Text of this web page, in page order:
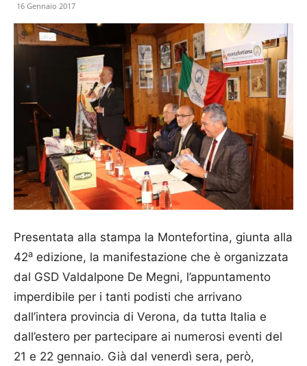
16 Gennaio 2017
Presentata alla stampa la Montefortina, giunta alla
42a edizione, la manifestazione che è organizzata
dal GSD Valdalpone De Megni, l’appuntamento
imperdibile per i tanti podisti che arrivano
dall’intera provincia di Verona, da tutta Italia e
dall’estero per partecipare ai numerosi eventi del
21 e 22 gennaio. Già dal venerdì sera, però,